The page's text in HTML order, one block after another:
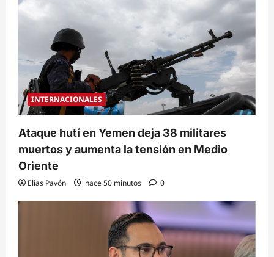
INTERNACIONALES
Ataque hutí en Yemen deja 38 militares
muertos y aumenta la tensión en Medio
Oriente
Elias Pavón hace 50 minutos 0